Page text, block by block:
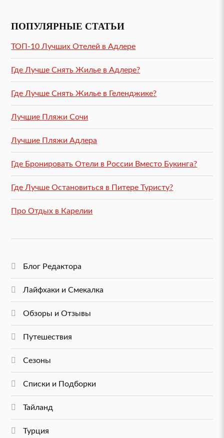
ПОПУЛЯРНЫЕ СТАТЬИ
ТОП-10 Лучших Отелей в Адлере
Где Лучше Снять Жилье в Адлере?
Где Лучше Снять Жилье в Геленджике?
Лучшие Пляжи Сочи
Лучшие Пляжи Адлера
Где Бронировать Отели в России Вместо Букинга?
Где Лучше Остановиться в Питере Туристу?
Про Отдых в Карелии
Блог Редактора
Лайфхаки и Смекалка
Обзоры и Отзывы
Путешествия
Сезоны
Списки и Подборки
Тайланд
Турция